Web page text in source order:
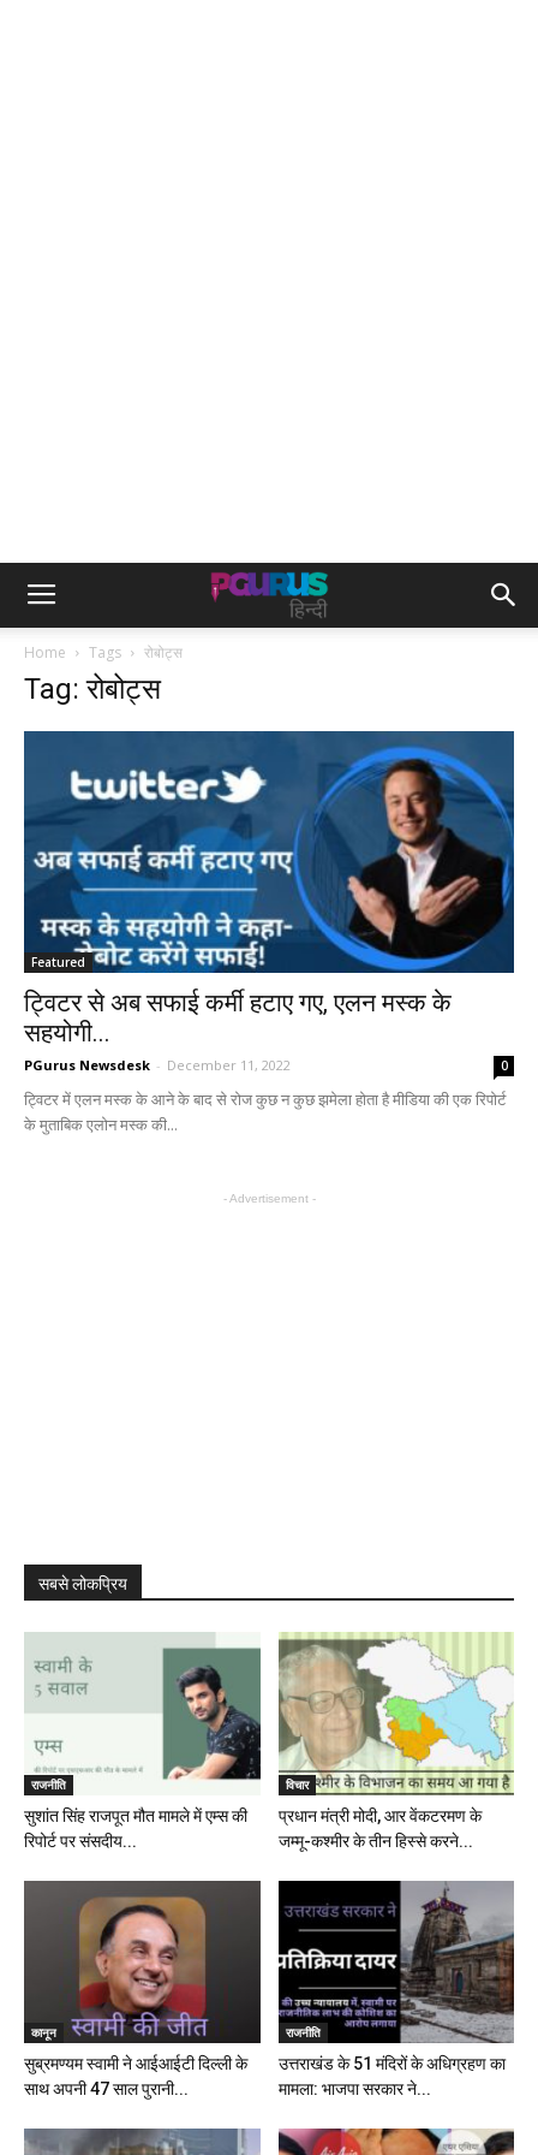
Home Tags रोबोट्स
Tag: रोबोट्स
Featured
ट्विटर से अब सफाई कर्मी हटाए गए, एलन मस्क के
सहयोगी...
PGurus Newsdesk - December 11, 2022 0
ट्विटर में एलन मस्क के आने के बाद से रोज कुछ न कुछ झमेला होता है मीडिया की एक रिपोर्ट
के मुताबिक एलोन मस्क की...
- Advertisement -
सबसे लोकप्रिय
राजनीति
सुशांत सिंह राजपूत मौत मामले में एम्स की
रिपोर्ट पर संसदीय...
विचार
प्रधान मंत्री मोदी, आर वेंकटरमण के
जम्मू-कश्मीर के तीन हिस्से करने...
कानून
सुब्रमण्यम स्वामी ने आईआईटी दिल्ली के
साथ अपनी 47 साल पुरानी...
राजनीति
उत्तराखंड के 51 मंदिरों के अधिग्रहण का
मामला: भाजपा सरकार ने...